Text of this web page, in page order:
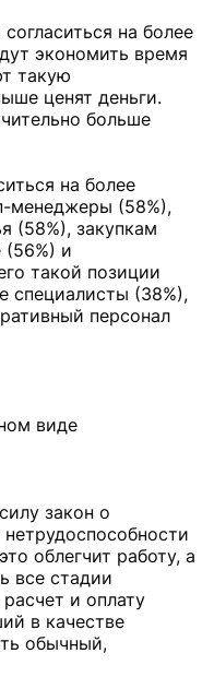
на более
экономить время
такую
ценят деньги.
больше
на более
менеджеры (58%),
(58%), закупкам
(56%) и
такой позиции
специалисты (38%),
персонал
виде
закон о
облегчит работу, а
все стадии
и оплату
в качестве
обычный,